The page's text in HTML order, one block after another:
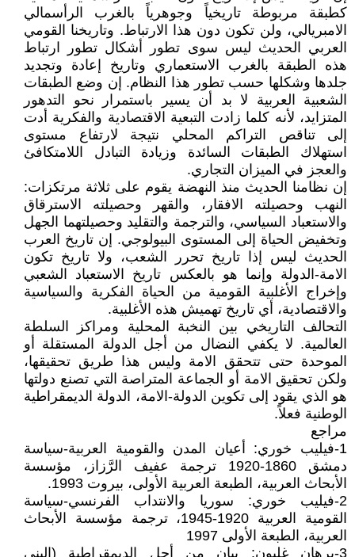
كطبقة مربوطة تاريخياً وجوهرياً بالغرب الرأسمالي
الامبريالي، ولن تكون دون هذا الارتباط. وتاريخنا القومي
العربي الحديث ليس سوى تطور أشكال تطور ارتباط
هذه الطبقة بالغرب الاستعماري وتاريخ إعادة وتجديد
جلدها وشكلها حسب تطور هذا النظام. إن وضع الطبقات
الشعبية العربية لا بد أن يسير باستمرار نحو التدهور
المتزايد، لأنه كلما زادت التبعية الاقتصادية والفكرية أدت
إلى تناقص التراكم المحلي نتيجة لارتفاع مستوى
استهلاك الطبقات السائدة وزيادة التبادل اللامتكافئ
والعجز في الميزان التجاري.
إن نظامنا الحديث منذ النهضة يقوم على ثلاثة مرتكزات:
النهب وحصيلته الافقار، والقهر وحصيلته الاسترقاق
والاستعباد السياسي، والترجمة والتقليد وحصيلتهما الجهل
وتخفيض الحياة إلى المستوى البيولوجي. إن تاريخ العرب
الحديث ليس إذا تاريخ تحرر الشعب، ولا تاريخ تكون
الامة-الدولة وإنما هو بالعكس تاريخ الاستعباد الشعبي
وإخراج الأغلبية القومية من الحياة الفكرية والسياسية
والاقتصادية، أي تاريخ تهميش هذه الأغلبية.
التحالف التاريخي بين النخبة المحلية ومراكز السلطة
العالمية. لا يكفي النضال من أجل الدولة المستقلة أو
الموحدة حتى تتحقق الامة وليس هذا طريق تحقيقها،
ولكن تحقيق الامة أو الجماعة المتراصة التي تصنع دولتها
هو الذي يقود إلى تكوين الدولة-الامة، الدولة الديمقراطية
الوطنية فعلاً.
مراجع
1-فيليب خوري: أعيان المدن والقومية العربية-سياسة
دمشق 1860-1920 ترجمة عفيف الرَّزاز، مؤسسة
الأبحاث العربية، الطبعة العربية الأولى، بيروت 1993.
2-فيليب خوري: سوريا والانتداب الفرنسي-سياسة
القومية العربية 1920-1945، ترجمة مؤسسة الأبحاث
العربية، الطبعة الأولى 1997
3-برهان غليون: بيان من أجل الديمقراطية (البنى